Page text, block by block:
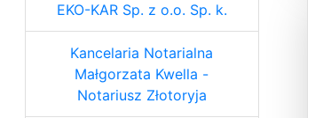
EKO-KAR Sp. z o.o. Sp. k.
Kancelaria Notarialna
Małgorzata Kwella -
Notariusz Złotoryja